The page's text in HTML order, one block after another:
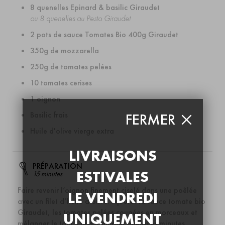
FERMER
LIVRAISONS
ESTIVALES
LE VENDREDI
UNIQUEMENT
8 quenelles Epinard & basilic Giraudet
ou 8 quenelles au Pesto Giraudet
2 pots de sauce Tomates Bio 400g Giraudet
350g de mozzarella
250g de tomates pelées
10 tomates cerises
1 oignon
PRÉPARATION
15 minutes
Faire revenir l’oignon finement ciselé dans une poêlée
avec un filet d’huile d’olive. Ajouter la sauce tomate bio
Giraudet, les tomates pelées coupées en morceaux et